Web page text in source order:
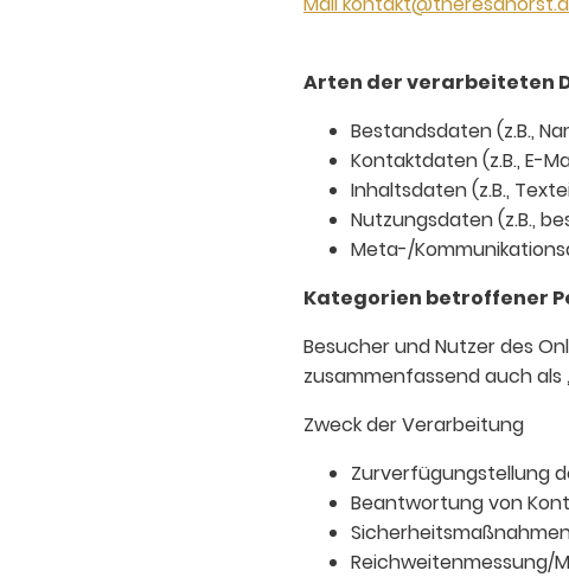
Arten der verarbeiteten
Bestandsdaten (z.B.,
Kontaktdaten (z.B., E-
Inhaltsdaten (z.B.,
Nutzungsdaten (z.B.,
Meta-/
Kategorien betroffener
Besucher und Nutzer des
zusammenfassend auch als
Zweck der Verarbeitung
Zurverfügungstellung
Beantwortung von
Reichweitenmessung/